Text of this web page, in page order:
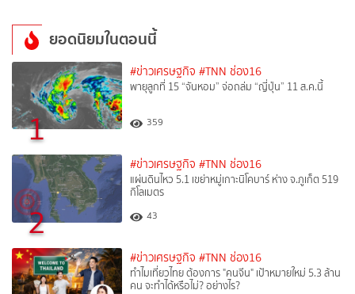
ยอดนิยมในตอนนี้
1
#ข่าวเศรษฐกิจ #TNN ช่อง16
พายุลูกที่ 15 “จันหอม” จ่อถล่ม “ญี่ปุ่น” 11 ส.ค.นี้
359
2
#ข่าวเศรษฐกิจ #TNN ช่อง16
แผ่นดินไหว 5.1 เขย่าหมู่เกาะนิโคบาร์ ห่าง จ.ภูเก็ต 519
กิโลเมตร
43
#ข่าวเศรษฐกิจ #TNN ช่อง16
ทำไมเที่ยวไทย ต้องการ "คนจีน" เป้าหมายใหม่ 5.3 ล้าน
คน จะทำได้หรือไม่? อย่างไร?